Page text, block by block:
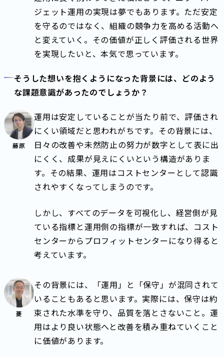
ジェット運用の実現は夢でもあります。ただ安定
を守るのではなく、組織の競争力を高める活動へ
と変えていく。その価値が正しく評価される世界
を実現したいと、本気で思っています。
そうした想いを抱くようになった背景には、どのよう
な課題意識があったのでしょうか？
藤原
運用は安定していることが当たり前で、評価され
にくい領域だと思われがちです。その背景には、
日々の改善や未然防止の努力が数字として表に出
にくく、成果が見えにくいという構造がありま
す。その結果、運用はコストセンターとして認識
されやすくなってしまうのです。
しかし、すべてのデータを可視化し、経営側が見
ている指標と運用側の指標が一致すれば、コスト
センターからプロフィットセンターになり得ると
考えています。
菱
その背景には、「運用」と「保守」が混同されて
いることもあると思います。実際には、保守は約
束された水準を守り、品質を落とさないこと。運
用はより良い状態へと改善を積み重ねていくこと
に価値があります。